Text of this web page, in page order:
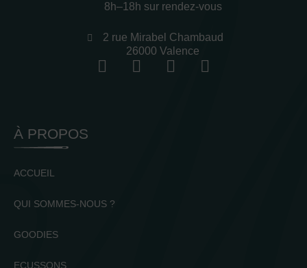
8h–18h sur rendez-vous
2 rue Mirabel Chambaud
26000 Valence
À PROPOS
ACCUEIL
QUI SOMMES-NOUS ?
GOODIES
ECUSSONS